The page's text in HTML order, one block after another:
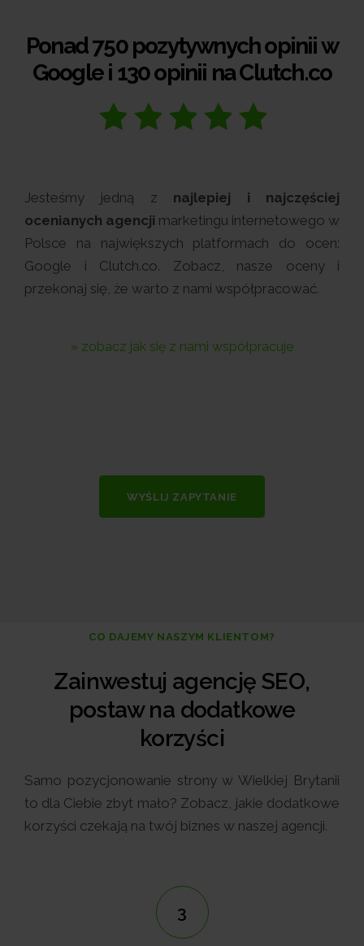
Ponad 750 pozytywnych opinii w
Google i 130 opinii na Clutch.co
Jesteśmy jedną z najlepiej i najczęściej
ocenianych agencji marketingu internetowego w
Polsce na największych platformach do ocen:
Google i Clutch.co. Zobacz, nasze oceny i
przekonaj się, że warto z nami współpracować.
» zobacz jak się z nami współpracuje
WYŚLIJ ZAPYTANIE
CO DAJEMY NASZYM KLIENTOM?
Zainwestuj agencję SEO,
postaw na dodatkowe
korzyści
Samo pozycjonowanie strony w Wielkiej Brytanii
to dla Ciebie zbyt mało? Zobacz, jakie dodatkowe
korzyści czekają na twój biznes w naszej agencji.